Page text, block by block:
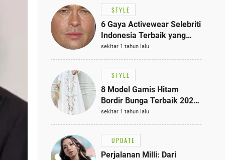
STYLE
6 Gaya Activewear Selebriti
Indonesia Terbaik yang
Bisa Jadi Inspirasi
Fashionmu
sekitar 1 tahun lalu
STYLE
8 Model Gamis Hitam
Bordir Bunga Terbaik 2025,
Stylish untuk Hangout
hingga Acara Semi-Formal
sekitar 1 tahun lalu
UPDATE
Perjalanan Milli: Dari